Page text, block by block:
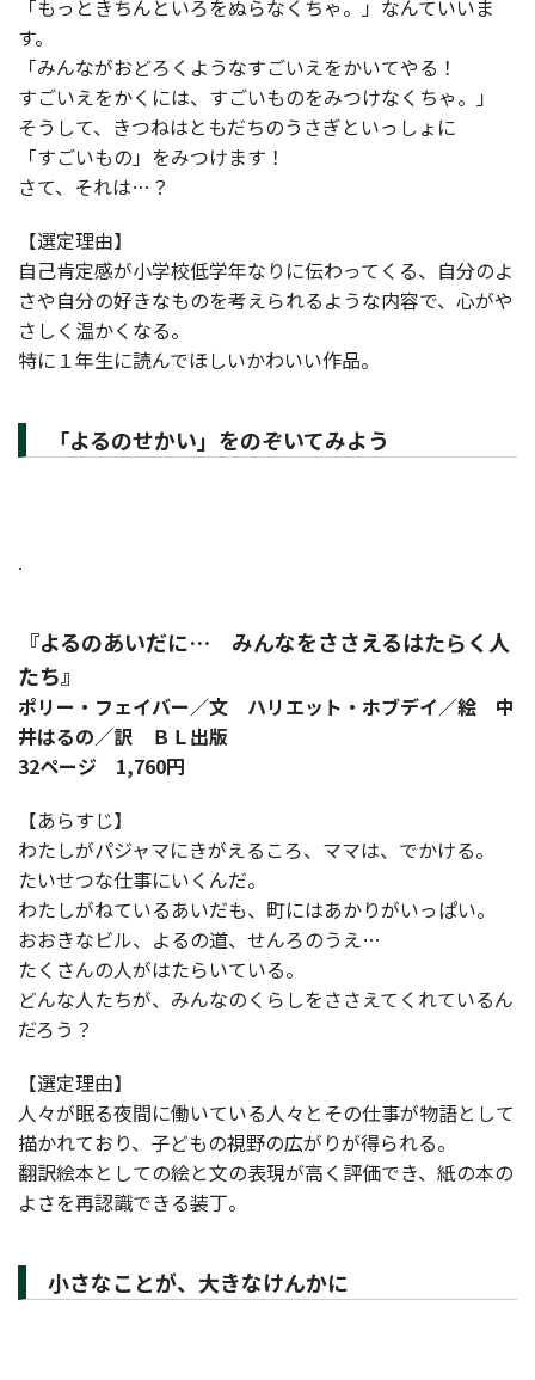
「もっときちんといろをぬらなくちゃ。」なんていいま
す。
「みんながおどろくようなすごいえをかいてやる！
すごいえをかくには、すごいものをみつけなくちゃ。」
そうして、きつねはともだちのうさぎといっしょに
「すごいもの」をみつけます！
さて、それは…？
【選定理由】
自己肯定感が小学校低学年なりに伝わってくる、自分のよ
さや自分の好きなものを考えられるような内容で、心がや
さしく温かくなる。
特に１年生に読んでほしいかわいい作品。
「よるのせかい」をのぞいてみよう
.
『よるのあいだに… みんなをささえるはたらく人
たち』
ポリー・フェイバー／文 ハリエット・ホブデイ／絵 中
井はるの／訳 ＢＬ出版
32ページ 1,760円
【あらすじ】
わたしがパジャマにきがえるころ、ママは、でかける。
たいせつな仕事にいくんだ。
わたしがねているあいだも、町にはあかりがいっぱい。
おおきなビル、よるの道、せんろのうえ…
たくさんの人がはたらいている。
どんな人たちが、みんなのくらしをささえてくれているん
だろう？
【選定理由】
人々が眠る夜間に働いている人々とその仕事が物語として
描かれており、子どもの視野の広がりが得られる。
翻訳絵本としての絵と文の表現が高く評価でき、紙の本の
よさを再認識できる装丁。
小さなことが、大きなけんかに